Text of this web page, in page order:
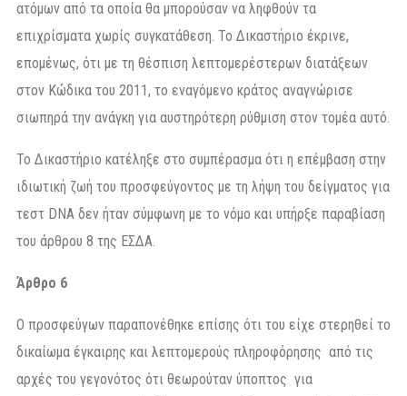
ατόμων από τα οποία θα μπορούσαν να ληφθούν τα
επιχρίσματα χωρίς συγκατάθεση. Το Δικαστήριο έκρινε,
επομένως, ότι με τη θέσπιση λεπτομερέστερων διατάξεων
στον Κώδικα του 2011, το εναγόμενο κράτος αναγνώρισε
σιωπηρά την ανάγκη για αυστηρότερη ρύθμιση στον τομέα αυτό.
Το Δικαστήριο κατέληξε στο συμπέρασμα ότι η επέμβαση στην
ιδιωτική ζωή του προσφεύγοντος με τη λήψη του δείγματος για
τεστ DNA δεν ήταν σύμφωνη με το νόμο και υπήρξε παραβίαση
του άρθρου 8 της ΕΣΔΑ.
Άρθρο 6
Ο προσφεύγων παραπονέθηκε επίσης ότι του είχε στερηθεί το
δικαίωμα έγκαιρης και λεπτομερούς πληροφόρησης από τις
αρχές του γεγονότος ότι θεωρούταν ύποπτος για